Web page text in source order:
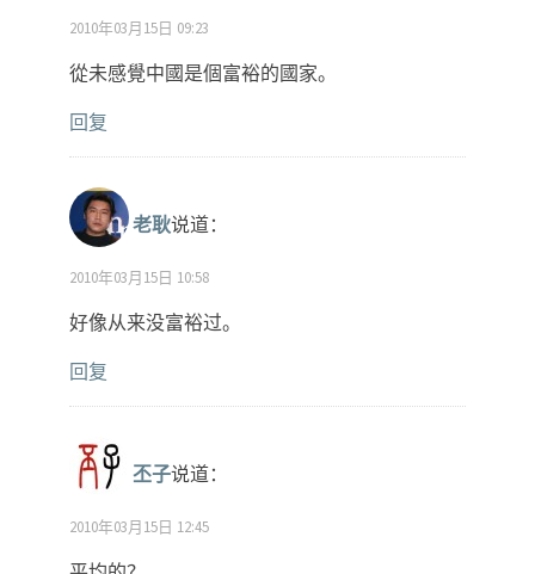
2010年03月15日 09:23
從未感覺中國是個富裕的國家。
回复
老耿说道：
2010年03月15日 10:58
好像从来没富裕过。
回复
丕子说道：
2010年03月15日 12:45